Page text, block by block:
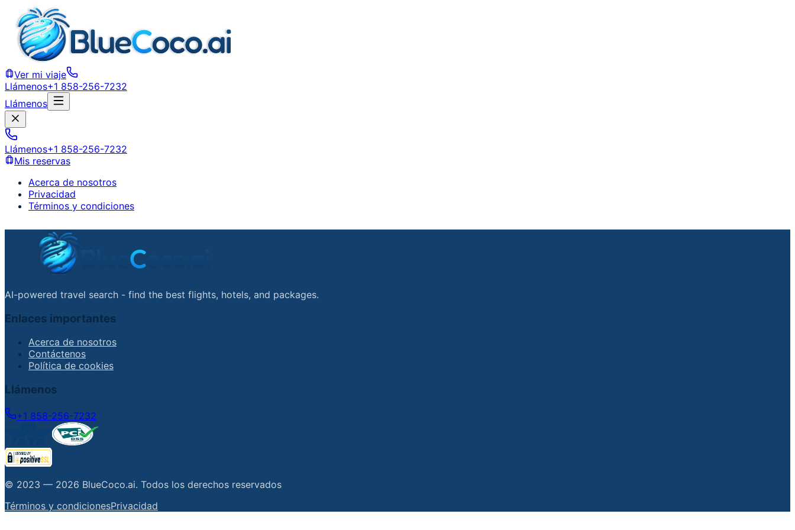
Ver mi viaje
Llámenos+1 858-256-7232
Llámenos
Llámenos+1 858-256-7232
Mis reservas
Acerca de nosotros
Privacidad
Términos y condiciones
AI-powered travel search - find the best flights, hotels, and packages.
Enlaces importantes
Acerca de nosotros
Contáctenos
Política de cookies
Llámenos
+1 858-256-7232
© 2023 — 2026 BlueCoco.ai. Todos los derechos reservados
Términos y condicionesPrivacidad